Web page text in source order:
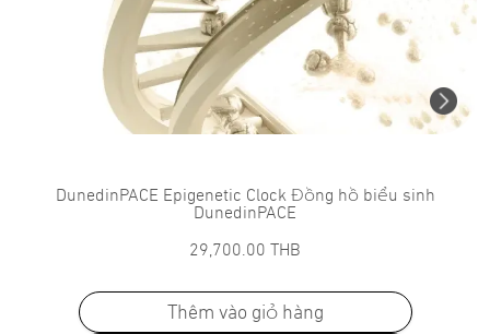
DunedinPACE Epigenetic Clock Đồng hồ biểu sinh
DunedinPACE
29,700.00 THB
Thêm vào giỏ hàng